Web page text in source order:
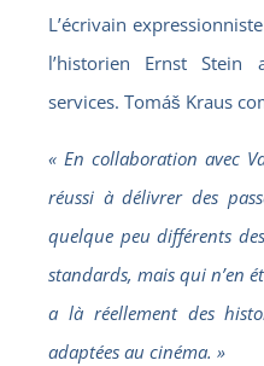
L’écrivain
l’historien Ernst Stein
services. Tomáš Kraus
« En collaboration avec
réussi à délivrer des
quelque peu différents
standards, mais qui n’en
a là réellement des
adaptées au cinéma. »